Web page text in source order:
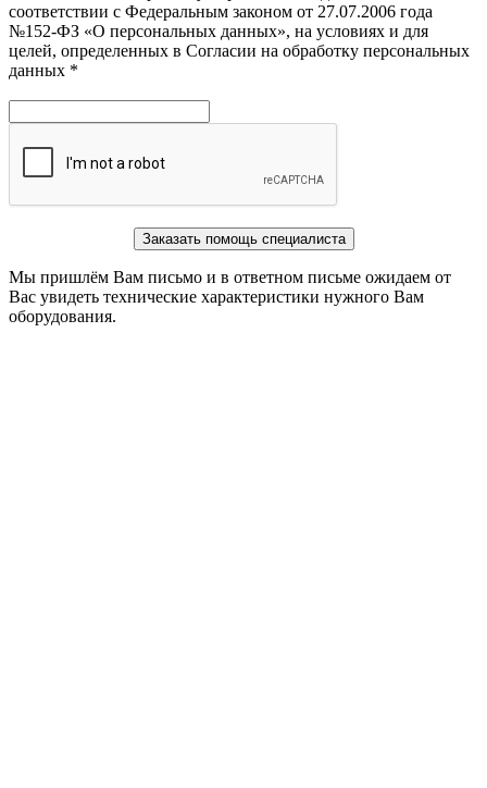
соответствии с Федеральным законом от 27.07.2006 года
№152-ФЗ «О персональных данных», на условиях и для
целей, определенных в Согласии на обработку персональных
данных *
Заказать помощь специалиста
Мы пришлём Вам письмо и в ответном письме ожидаем от
Вас увидеть технические характеристики нужного Вам
оборудования.